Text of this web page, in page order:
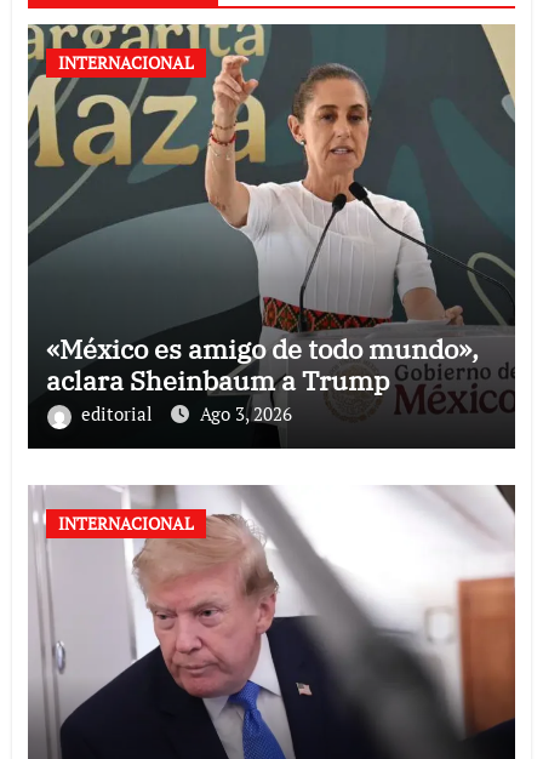
INTERNACIONAL
«México es amigo de todo mundo»,
aclara Sheinbaum a Trump
editorial Ago 3, 2026
INTERNACIONAL